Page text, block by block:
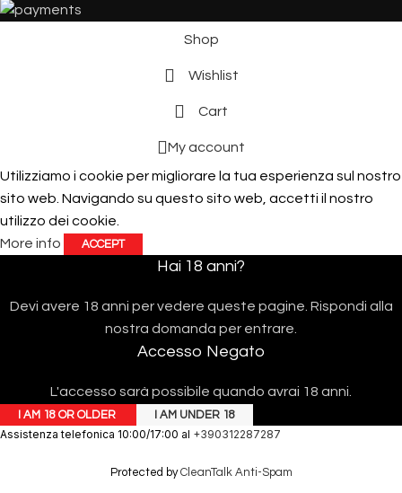
Shop
Wishlist
Cart
My account
Utilizziamo i cookie per migliorare la tua esperienza sul nostro
sito web. Navigando su questo sito web, accetti il ​​nostro
utilizzo dei cookie.
More info
ACCEPT
Hai 18 anni?
Devi avere 18 anni per vedere queste pagine. Rispondi alla
nostra domanda per entrare.
Accesso Negato
L'accesso sarà possibile quando avrai 18 anni.
I AM 18 OR OLDER I AM UNDER 18
Assistenza telefonica 10:00/17:00 al +390312287287
Protected byCleanTalk Anti-Spam